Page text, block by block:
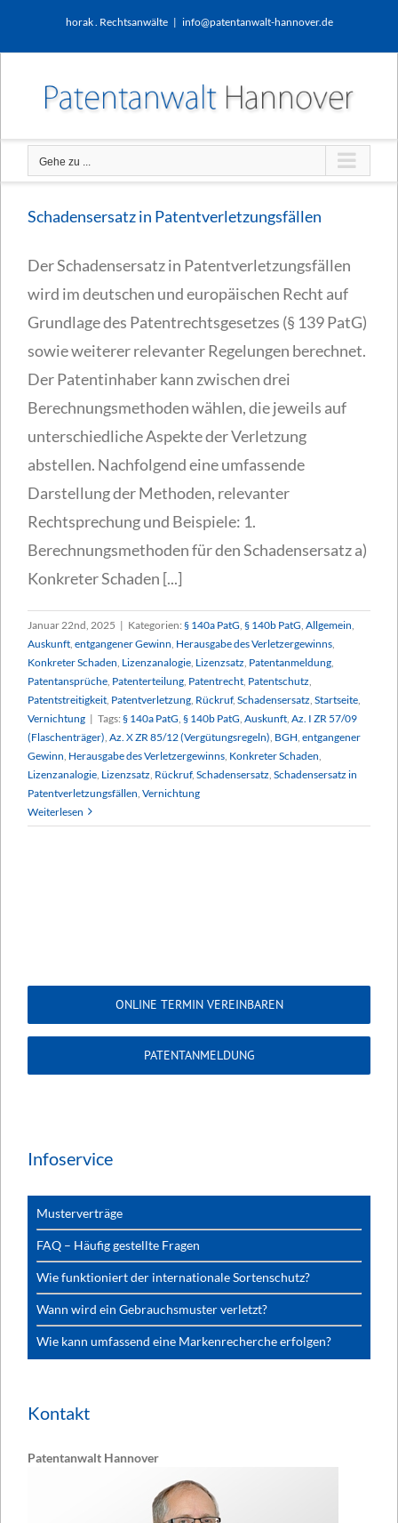
horak . Rechtsanwälte | info@patentanwalt-hannover.de
Gehe zu ...
Schadensersatz in Patentverletzungsfällen
Der Schadensersatz in Patentverletzungsfällen
wird im deutschen und europäischen Recht auf
Grundlage des Patentrechtsgesetzes (§ 139 PatG)
sowie weiterer relevanter Regelungen berechnet.
Der Patentinhaber kann zwischen drei
Berechnungsmethoden wählen, die jeweils auf
unterschiedliche Aspekte der Verletzung
abstellen. Nachfolgend eine umfassende
Darstellung der Methoden, relevanter
Rechtsprechung und Beispiele: 1.
Berechnungsmethoden für den Schadensersatz a)
Konkreter Schaden [...]
Januar 22nd, 2025 | Kategorien: § 140a PatG § 140b PatG Allgemein
Auskunft entgangener Gewinn Herausgabe des Verletzergewinns
Konkreter Schaden Lizenzanalogie Lizenzsatz Patentanmeldung
Patentansprüche Patenterteilung Patentrecht Patentschutz
Patentstreitigkeit Patentverletzung Rückruf, Schadensersatz Startseite
Vernichtung | Tags: § 140a PatG § 140b PatG Auskunft Az. I ZR 57/09
(Flaschenträger) Az. X ZR 85/12 (Vergütungsregeln) BGH entgangener
Gewinn Herausgabe des Verletzergewinns Konkreter Schaden
Lizenzanalogie Lizenzsatz Rückruf, Schadensersatz Schadensersatz in
Patentverletzungsfällen Vernichtung
Weiterlesen
ONLINE TERMIN VEREINBAREN
PATENTANMELDUNG
Infoservice
Musterverträge
FAQ – Häufig gestellte Fragen
Wie funktioniert der internationale Sortenschutz?
Wann wird ein Gebrauchsmuster verletzt?
Wie kann umfassend eine Markenrecherche erfolgen?
Kontakt
Patentanwalt Hannover